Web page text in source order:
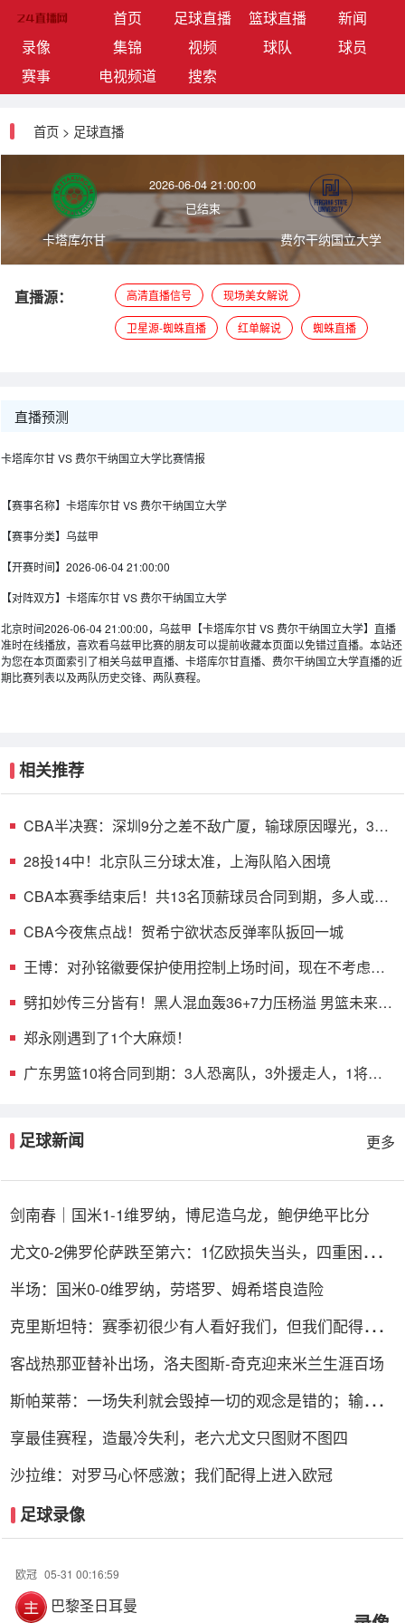
首页(current)足球直播 篮球直播
新闻
录像
集锦 视频 球队
球员
赛事
电视频道 搜索
首页 > 足球直播
卡塔库尔甘
2026-06-04 21:00:00
已结束
费尔干纳国立大学
直播源： 高清直播信号 现场美女解说
卫星源-蜘蛛直播 红单解说 蜘蛛直播
直播预测
卡塔库尔甘 VS 费尔干纳国立大学比赛情报
【赛事名称】 卡塔库尔甘 VS 费尔干纳国立大学
【赛事分类】 乌兹甲
【开赛时间】 2026-06-04 21:00:00
【对阵双方】 卡塔库尔甘 VS 费尔干纳国立大学
北京时间2026-06-04 21:00:00，乌兹甲【卡塔库尔甘 VS 费尔干纳国立大学】直播
准时在线播放，喜欢看乌兹甲比赛的朋友可以提前收藏本页面以免错过直播。本站还
为您在本页面索引了相关乌兹甲直播、卡塔库尔甘直播、费尔干纳国立大学直播的近
期比赛列表以及两队历史交锋、两队赛程。
相关推荐
CBA半决赛：深圳9分之差不敌广厦，输球原因曝光，3人
28投14中！北京队三分球太准，上海队陷入困境
CBA本赛季结束后！共13名顶薪球员合同到期，多人或遭
CBA今夜焦点战！贺希宁欲状态反弹率队扳回一城
王博：对孙铭徽要保护使用控制上场时间，现在不考虑总
劈扣妙传三分皆有！黑人混血轰36+7力压杨溢 男篮未来十
郑永刚遇到了1个大麻烦！
广东男篮10将合同到期：3人恐离队，3外援走人，1将或
足球新闻 更多
剑南春｜国米1-1维罗纳，博尼造乌龙，鲍伊绝平比分
尤文0-2佛罗伦萨跌至第六：1亿欧损失当头，四重困局谁
半场：国米0-0维罗纳，劳塔罗、姆希塔良造险
克里斯坦特：赛季初很少有人看好我们，但我们配得上进
客战热那亚替补出场，洛夫图斯-奇克迎来米兰生涯百场
斯帕莱蒂：一场失利就会毁掉一切的观念是错的；输球责
享最佳赛程，造最冷失利，老六尤文只图财不图四
沙拉维：对罗马心怀感激；我们配得上进入欧冠
足球录像
欧冠 05-31 00:16:59
巴黎圣日耳曼